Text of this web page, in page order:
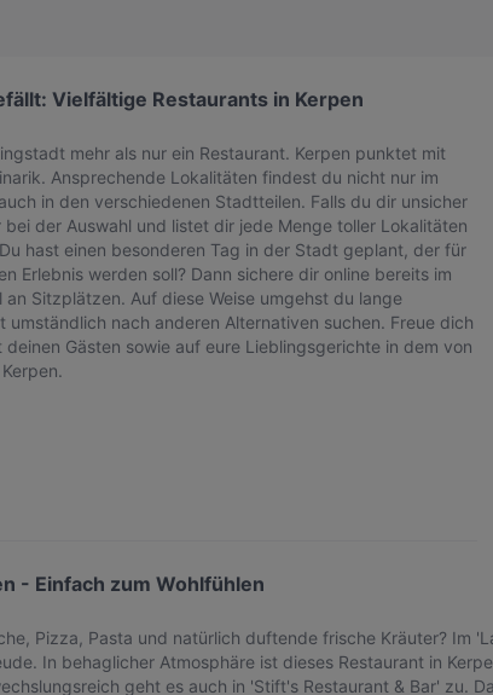
Vielfältige Restaurants in Kerpen
mehr als nur ein Restaurant. Kerpen punktet mit
Ansprechende Lokalitäten findest du nicht nur im
in den verschiedenen Stadtteilen. Falls du dir unsicher
der Auswahl und listet dir jede Menge toller Lokalitäten
hast einen besonderen Tag in der Stadt geplant, der für
Erlebnis werden soll? Dann sichere dir online bereits im
Sitzplätzen. Auf diese Weise umgehst du lange
umständlich nach anderen Alternativen suchen. Freue dich
Gästen sowie auf eure Lieblingsgerichte in dem von
- Einfach zum Wohlfühlen
Pizza, Pasta und natürlich duftende frische Kräuter?
In behaglicher Atmosphäre ist dieses Restaurant in
geht es auch in 'Stift's Restaurant & Bar' zu.